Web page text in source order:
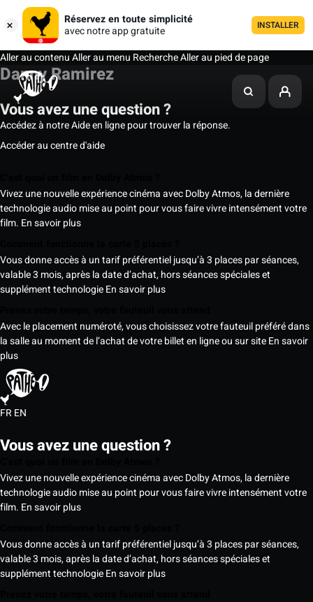
Réservez en toute simplicité
avec notre app gratuite
INSTALLER
Aller au contenuAller au menu RechercheAller au pied de page
Danny Ramirez
Vous avez une question ?
Accédez à notre Aide en ligne pour trouver la réponse.
Accéder au centre d'aide
Vivez une nouvelle expérience cinéma avec Dolby Atmos, la dernière
technologie audio mise au point pour vous faire vivre intensément votre
film. En savoir plus
Vous donne accès à un tarif préférentiel jusqu’à 3 places par séances,
valable 3 mois, après la date d’achat, hors séances spéciales et
supplément technologieEn savoir plus
Avec le placement numéroté, vous choisissez votre fauteuil préféré dans
la salle au moment de l’achat de votre billet en ligne ou sur siteEn savoir
plus
FREN
Vous avez une question ?
Vivez une nouvelle expérience cinéma avec Dolby Atmos, la dernière
technologie audio mise au point pour vous faire vivre intensément votre
film. En savoir plus
Vous donne accès à un tarif préférentiel jusqu’à 3 places par séances,
valable 3 mois, après la date d’achat, hors séances spéciales et
supplément technologieEn savoir plus